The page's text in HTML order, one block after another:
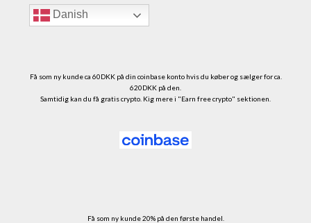
Danish
Få som ny kunde ca 60DKK på din coinbase konto hvis du køber og sælger for ca.
620DKK på den.
Samtidig kan du få gratis crypto. Kig mere i "Earn free crypto" sektionen.
Få som ny kunde 20% på den første handel.